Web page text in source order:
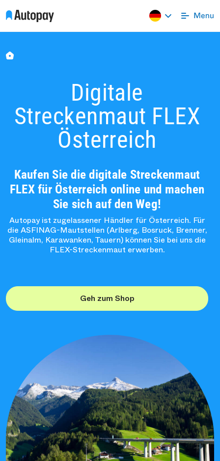
Digitale
Streckenmaut FLEX
Österreich
Kaufen Sie die digitale Streckenmaut
FLEX für Österreich online und machen
Sie sich auf den Weg!
Autopay ist zugelassener Händler für Österreich. Für
die ASFINAG-Mautstellen (Arlberg, Bosruck, Brenner,
Gleinalm, Karawanken, Tauern) können Sie bei uns die
FLEX-Streckenmaut erwerben.
Geh zum Shop